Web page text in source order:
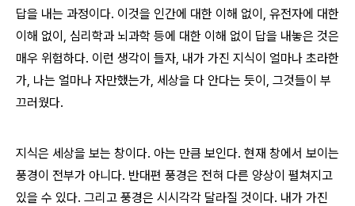
답을 내는 과정이다. 이것을 인간에 대한 이해 없이, 유전자에 대한
이해 없이, 심리학과 뇌과학 등에 대한 이해 없이 답을 내놓은 것은
매우 위험하다. 이런 생각이 들자, 내가 가진 지식이 얼마나 초라한
가, 나는 얼마나 자만했는가, 세상을 다 안다는 듯이, 그것들이 부
끄러웠다.
지식은 세상을 보는 창이다. 아는 만큼 보인다. 현재 창에서 보이는
풍경이 전부가 아니다. 반대편 풍경은 전혀 다른 양상이 펼쳐지고
있을 수 있다. 그리고 풍경은 시시각각 달라질 것이다. 내가 가진